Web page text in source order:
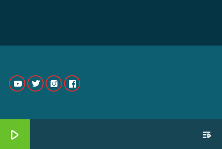
play_arrow playlist_play